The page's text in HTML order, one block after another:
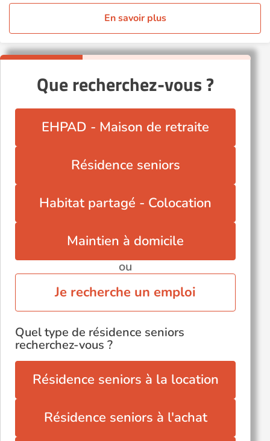
En savoir plus
Que recherchez-vous ?
EHPAD - Maison de retraite
Résidence seniors
Habitat partagé - Colocation
Maintien à domicile
ou
Je recherche un emploi
Quel type de résidence seniors
recherchez-vous ?
Résidence seniors à la location
Résidence seniors à l'achat